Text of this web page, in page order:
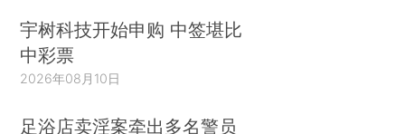
宇树科技开始申购 中签堪比
中彩票
2026年08月10日
足浴店卖淫案牵出多名警员